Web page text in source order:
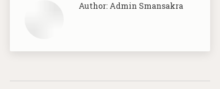
Author: Admin Smansakra